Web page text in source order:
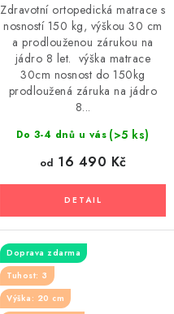
Do 3-4 dnů u vás (>5 ks)
od 16 490 Kč
Zdravotní ortopedická matrace s
nosností 150 kg, výškou 30 cm
a prodlouženou zárukou na
jádro 8 let. výška matrace
30cm nosnost do 150kg
prodloužená záruka na jádro
8...
Doprava zdarma
Tuhost: 3
Výška: 20 cm